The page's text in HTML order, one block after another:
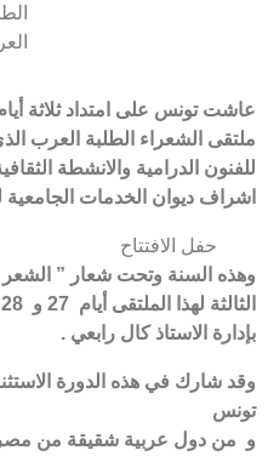
عاشت تونس على امتداد ثلاثة
ملتقى الشعراء الطلبة العرب
للفنون الدرامية والانشطة
اشراف ديوان الخدمات
حفل الافتتاح
وهذه السنة وتحت شعار ” الشعر
بإدارة الاستاذ كال رابعي .
وقد شارك في هذه الدورة
تونس
و من دول عربية شقيقة من مصر